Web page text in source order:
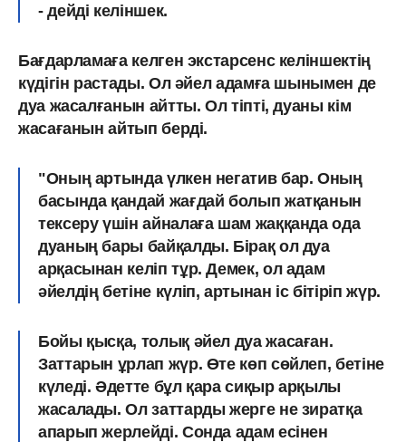
- дейді келіншек.
Бағдарламаға келген экстарсенс келіншектің
күдігін растады. Ол әйел адамға шынымен де
дуа жасалғанын айтты. Ол тіпті, дуаны кім
жасағанын айтып берді.
"Оның артында үлкен негатив бар. Оның
басында қандай жағдай болып жатқанын
тексеру үшін айналаға шам жаққанда ода
дуаның бары байқалды. Бірақ ол дуа
арқасынан келіп тұр. Демек, ол адам
әйелдің бетіне күліп, артынан іс бітіріп жүр.
Бойы қысқа, толық әйел дуа жасаған.
Заттарын ұрлап жүр. Өте көп сөйлеп, бетіне
күледі. Әдетте бұл қара сиқыр арқылы
жасалады. Ол заттарды жерге не зиратқа
апарып жерлейді. Сонда адам есінен